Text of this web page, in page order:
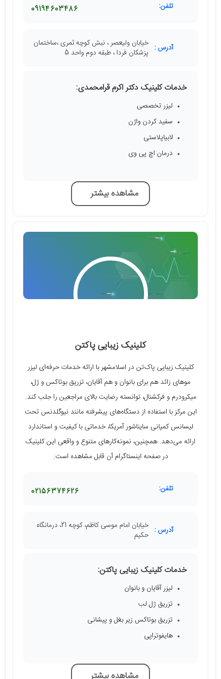
تلفن: 09194603486
آدرس : خیابان ولیعصر ، نبش کوچه ثمری ،ساختمان
پزشکان فردا ، طبقه دوم واحد 5
خدمات کلینیک دکتر اکرم قرامحمدی:
لیزر تخصصی
سفید کردن واژن
لابیاپلاستی
درمان اچ پی وی
مشاهده بیشتر
کلینیک زیبایی پاکتن
کلینیک زیبایی پاک‌تن در اسلامشهر با ارائه خدمات حرفه‌ای لیزر
موهای زائد هم برای بانوان و هم آقایان، تزریق بوتاکس و ژل،
میکرودرم و فرکشنال، توانسته رضایت بالای مراجعین را جلب کند.
این مرکز با استفاده از دستگاه‌های پیشرفته مانند نیوگلدنس تحت
لیسانس کمپانی سایناشور آمریکا، خدماتی با کیفیت و استاندارد
ارائه می‌دهد. همچنین، نمونه‌کارهای متنوع و واقعی این کلینیک
در صفحه اینستاگرام آن قابل مشاهده است.
تلفن: 02156374626
آدرس :
خیابان امام موسی کاظم، کوچه 21، درمانگاه
حکیم
خدمات کلینیک زیبایی پاکتن:
لیزر آقایان و بانوان
تزریق ژل لب
تزریق بوتاکس زیر بغل و پیشانی
هایفوتراپی
مشاهده بیشتر